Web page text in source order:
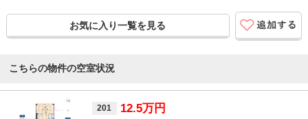
お気に入り一覧を見る
こちらの物件の空室状況
201 12.5万円